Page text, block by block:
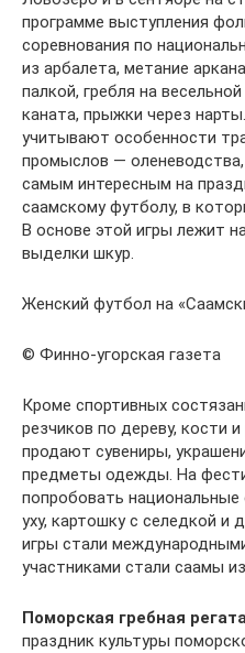
программе выступления
соревнования по
из арбалета, метание
палкой, гребля на
каната, прыжки через
учитывают особенности
промыслов —
самым интересным на
саамскому футболу, в
В основе этой игры лежит
выделки шкур.
Женский футбол на
© Финно-угорская газета
Кроме спортивных
резчиков по дереву, кости
продают сувениры,
предметы одежды. На
попробовать
уху, картошку с селедкой и
игры стали
участниками стали саамы
Поморская гребная
праздник культуры